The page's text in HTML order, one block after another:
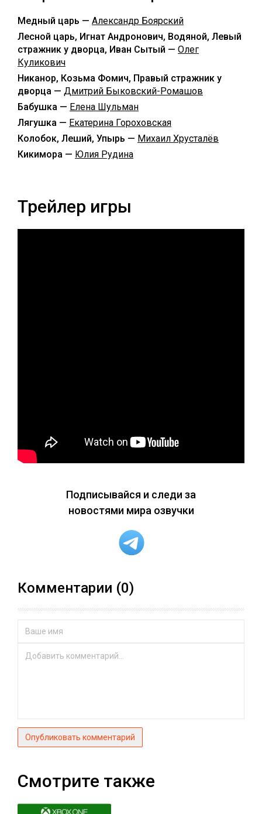
Медный царь — Александр Боярский
Лесной царь, Игнат Андронович, Водяной, Левый
стражник у дворца, Иван Сытый — Олег
Куликович
Никанор, Козьма Фомич, Правый стражник у
дворца — Дмитрий Быковский-Ромашов
Бабушка — Елена Шульман
Лягушка — Екатерина Гороховская
Колобок, Леший, Упырь — Михаил Хрусталёв
Кикимора — Юлия Рудина
Трейлер игры
Подписывайся и следи за
новостями мира озвучки
Комментарии (0)
Опубликовать комментарий
Смотрите также